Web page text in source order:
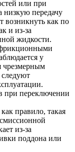
или при
низкую передачу
возникнуть как по
и из-за
жидкости.
у
чрезмерным
при переключении
правило, такая
из-за
поддона или